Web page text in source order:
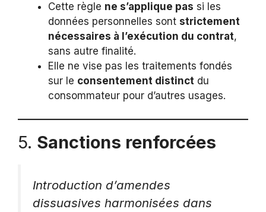
Cette règle ne s’applique pas si les
données personnelles sont strictement
nécessaires à l’exécution du contrat,
sans autre finalité.
Elle ne vise pas les traitements fondés
sur le consentement distinct du
consommateur pour d’autres usages.
5. Sanctions renforcées
Introduction d’amendes
dissuasives harmonisées dans